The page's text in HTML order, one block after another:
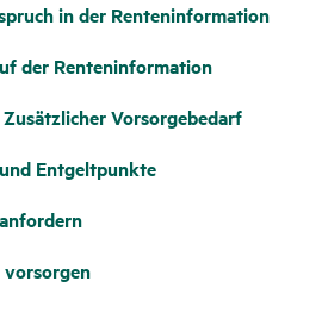
in der Renteninformation
der Renteninformation
Vorsorgebedarf
Entgeltpunkte